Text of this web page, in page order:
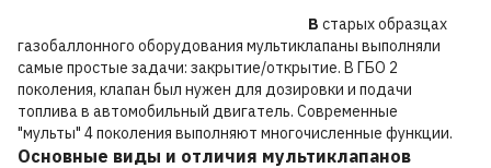
В старых образцах
газобаллонного оборудования мультиклапаны выполняли
самые простые задачи: закрытие/открытие. В ГБО 2
поколения, клапан был нужен для дозировки и подачи
топлива в автомобильный двигатель. Современные
"мульты" 4 поколения выполняют многочисленные функции.
Основные виды и отличия мультиклапанов